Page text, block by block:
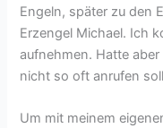
Engeln, später zu den
Erzengel Michael. Ich
aufnehmen. Hatte
nicht so oft anrufen
Um mit meinem